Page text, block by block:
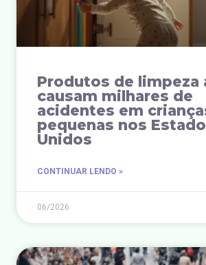
Produtos de limpeza
causam milhares de
acidentes em
pequenas nos
Unidos
CONTINUAR LENDO »
06/2026